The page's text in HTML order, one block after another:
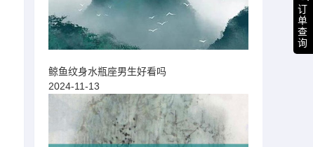
订
单
查
询
鲸鱼纹身水瓶座男生好看吗
2024-11-13